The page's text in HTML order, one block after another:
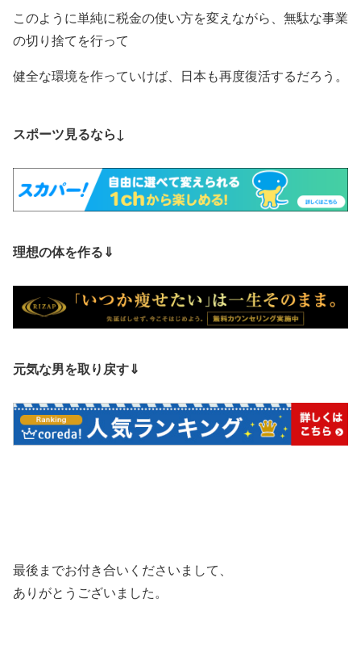
このように単純に税金の使い方を変えながら、無駄な事業
の切り捨てを行って
健全な環境を作っていけば、日本も再度復活するだろう。
スポーツ見るなら↓
理想の体を作る⇓
元気な男を取り戻す⇓
最後までお付き合いくださいまして、
ありがとうございました。